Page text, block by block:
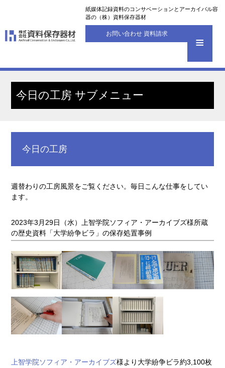
紙媒体記録資料のコンサベーションとアーカイバル容
器の（株）資料保存器材
お問い合わせ 資料請求
今日の工房 サブメニュー
今日の工房
週替わりの工房風景をご覧ください。毎日こんな仕事をしてい
ます。
2023年3月29日（水）上智学院ソフィア・アーカイブズ様所蔵
の歴史資料「大学紛争ビラ」の保存処置事例
上智学院ソフィア・アーカイブズ様より大学紛争ビラ約3,100枚